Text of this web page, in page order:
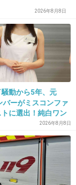
ってから、もう
けてもらうとい
ソ系の茶色を勧め
が怖くて使えな
2026年8月8日
動から5年、元
バーがミスコンファ
に選出！純白ワン
2026年8月8日